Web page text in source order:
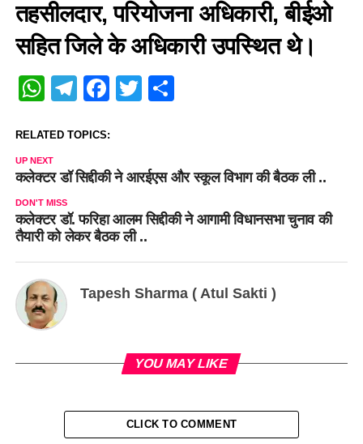
तहसीलदार, परियोजना अधिकारी, बीईओ
सहित जिले के अधिकारी उपस्थित थे।
WhatsApp
Telegram
Facebook
Twitter
Share
RELATED TOPICS:
UP NEXT
कलेक्टर डॉ सिद्दीकी ने आरईएस और स्कूल विभाग की बैठक ली ..
DON'T MISS
कलेक्टर डाॅ. फरिहा आलम सिद्दीकी ने आगामी विधानसभा चुनाव की
तैयारी को लेकर बैठक ली ..
Tapesh Sharma ( Atul Sakti )
YOU MAY LIKE
CLICK TO COMMENT